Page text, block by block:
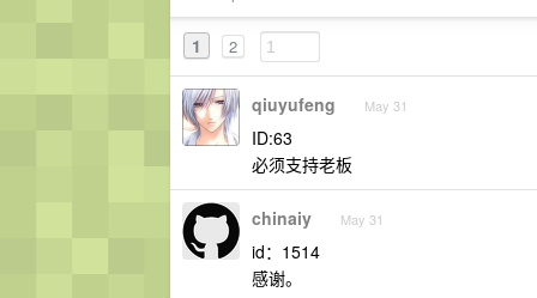
1 2
qiuyufeng May 31
ID:63
必须支持老板
chinaiy May 31
id：1514
感谢。